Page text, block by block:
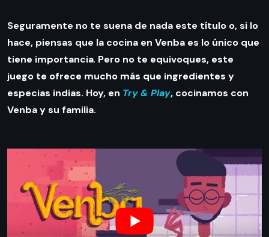
Seguramente no te suena de nada este título o, si lo
hace, piensas que la cocina en Venba es lo único que
tiene importancia. Pero no te equivoques, este
juego te ofrece mucho más que ingredientes y
especias indias. Hoy, en Try & Play, cocinamos con
Venba y su familia.